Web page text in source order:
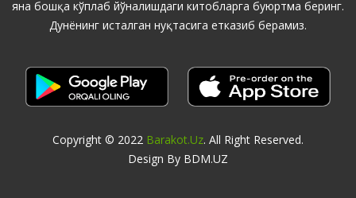
яна бошқа кўплаб йўналишдаги китобларга буюртма беринг.
Дунёнинг исталган нуқтасига етказиб берамиз.
Copyright © 2022 Barakot.uz. All Right Reserved.
Design By BDM.UZ